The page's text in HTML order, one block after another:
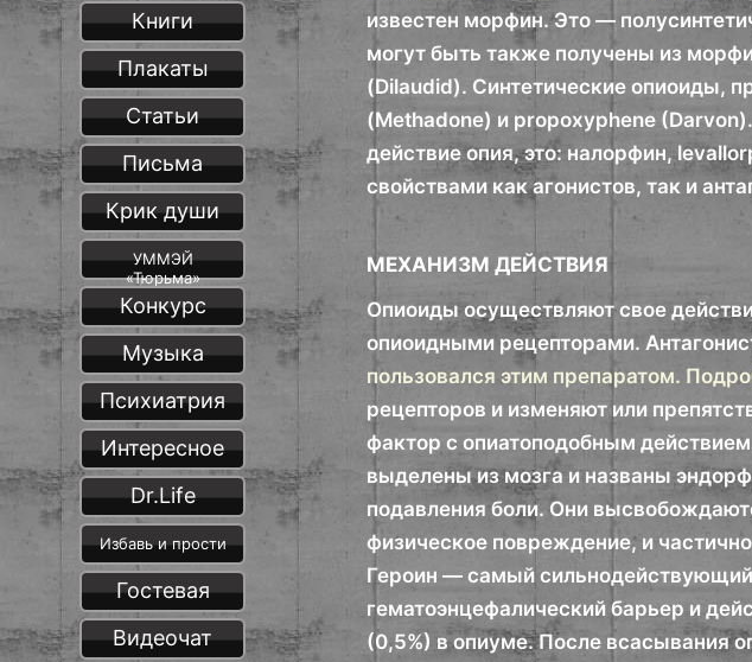
известен морфин. Это —
могут быть также получены из
(Dilaudid). Синтетические опиоиды,
(Methadone) и propoxyphene
действие опия, это: налорфин,
свойствами как агонистов, так и
МЕХАНИЗМ ДЕЙСТВИЯ
Опиоиды осуществляют свое
опиоидными рецепторами.
пользовался этим препаратом.
рецепторов и изменяют или
фактор с опиатоподобным
выделены из мозга и названы
подавления боли. Они
физическое повреждение, и
Героин — самый
гематоэнцефалический барьер и
(0,5%) в опиуме. После всасывания
Книги
Плакаты
Статьи
Письма
Крик души
УММЭЙ
«Тюрьма»
Конкурс
Музыка
Психиатрия
Интересное
Dr.Life
Избавь и прости
Гостевая
Видеочат